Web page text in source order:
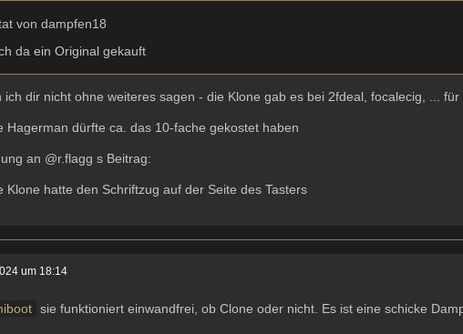
von dampfen18
da ein Original gekauft
ich dir nicht ohne weiteres sagen - die Klone gab es bei 2fdeal, focalecig, ... für
Hagerman dürfte ca. das 10-fache gekostet haben
an @r.flagg s Beitrag:
Klone hatte den Schriftzug auf der Seite des Tasters
um 18:14
sie funktioniert einwandfrei, ob Clone oder nicht. Es ist eine schicke